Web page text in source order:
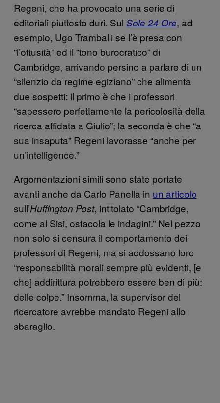
Regeni, che ha provocato una serie di
editoriali piuttosto duri. Sul Sole 24 Ore, ad
esempio, Ugo Tramballi se l’è presa con
“l’ottusità” ed il “tono burocratico” di
Cambridge, arrivando persino a parlare di un
“silenzio da regime egiziano” che alimenta
due sospetti: il primo è che i professori
“sapessero perfettamente la pericolosità della
ricerca affidata a Giulio”; la seconda è che “a
sua insaputa” Regeni lavorasse “anche per
un’intelligence.”
Argomentazioni simili sono state portate
avanti anche da Carlo Panella in un articolo
sull’Huffington Post, intitolato “Cambridge,
come al Sisi, ostacola le indagini.” Nel pezzo
non solo si censura il comportamento dei
professori di Regeni, ma si addossano loro
“responsabilità morali sempre più evidenti, [e
che] addirittura potrebbero essere ben di più:
delle colpe.” Insomma, la supervisor del
ricercatore avrebbe mandato Regeni allo
sbaraglio.